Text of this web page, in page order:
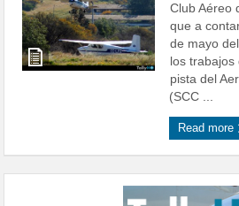
Club Aéreo
que a
de mayo
los trabajos
pista del
(SCC ...
Read more